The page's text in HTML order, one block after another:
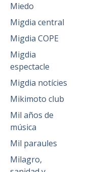
Miedo
Migdia central
Migdia COPE
Migdia
espectacle
Migdia notícies
Mikimoto club
Mil años de
música
Mil paraules
Milagro,